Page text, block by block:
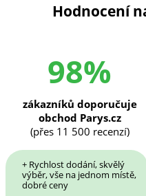
Hodnocení
98%
zákazníků doporučuje
obchod Parys.cz
(přes 11 500 recenzí)
+ Rychlost dodání, skvělý
výběr, vše na jednom místě,
dobré ceny